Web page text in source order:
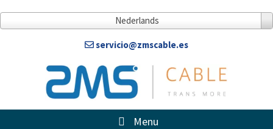
artikel
Nederlands
servicio@zmscable.es
Menu